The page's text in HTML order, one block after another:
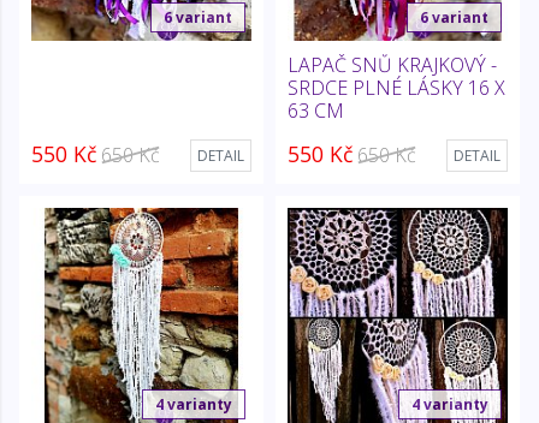
6 variant
550 Kč 650 Kč DETAIL
6 variant
LAPAČ SNŮ KRAJKOVÝ -
SRDCE PLNÉ LÁSKY 16 X
63 CM
550 Kč 650 Kč DETAIL
4 varianty 4 varianty